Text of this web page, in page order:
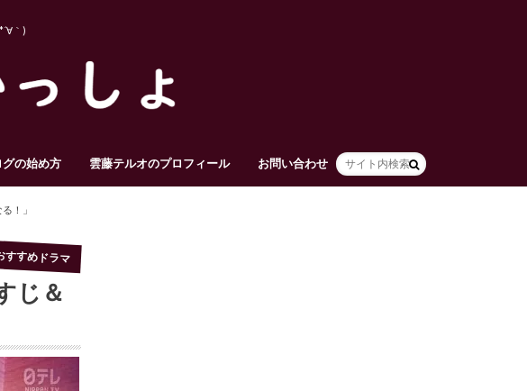
｀)
グの始め方 雲藤テルオのプロフィール お問い合わせ HOME
！」
すすめドラマ
じ＆